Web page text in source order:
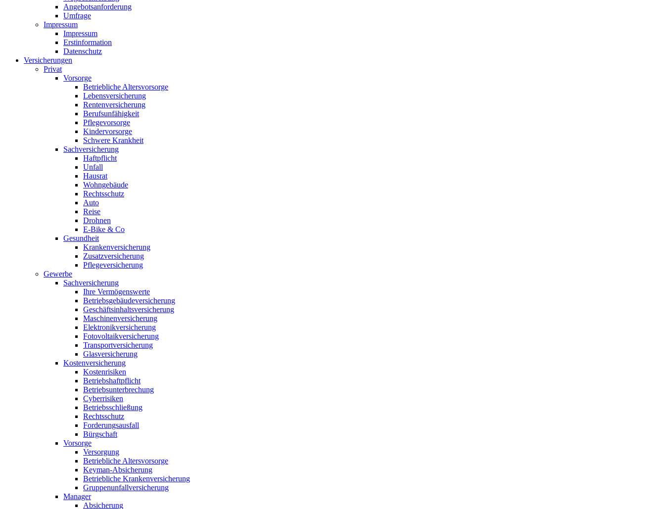
Angebotsanforderung
Umfrage
Impressum
Impressum
Erstinformation
Datenschutz
Versicherungen
Privat
Vorsorge
Betriebliche Altersvorsorge
Lebensversicherung
Rentenversicherung
Berufsunfähigkeit
Pflegevorsorge
Kindervorsorge
Schwere Krankheit
Sachversicherung
Haftpflicht
Unfall
Hausrat
Wohngebäude
Rechtsschutz
Auto
Reise
Drohnen
E-Bike & Co
Gesundheit
Krankenversicherung
Zusatzversicherung
Pflegeversicherung
Gewerbe
Sachversicherung
Ihre Vermögenswerte
Betriebsgebäudeversicherung
Geschäftsinhaltsversicherung
Maschinenversicherung
Elektronikversicherung
Fotovoltaikversicherung
Transportversicherung
Glasversicherung
Kostenversicherung
Kostenrisiken
Betriebshaftpflicht
Betriebsunterbrechung
Cyberrisiken
Betriebsschließung
Rechtsschutz
Forderungsausfall
Bürgschaft
Vorsorge
Versorgung
Betriebliche Altersvorsorge
Keyman-Absicherung
Betriebliche Krankenversicherung
Gruppenunfallversicherung
Manager
Absicherung